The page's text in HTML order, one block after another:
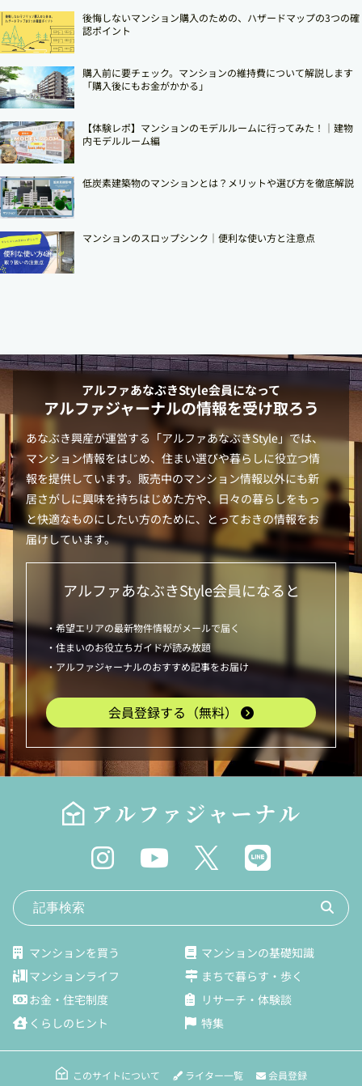
後悔しないマンション購入のための、ハザードマップの3つの確
認ポイント
購入前に要チェック。マンションの維持費について解説します
「購入後にもお金がかかる」
【体験レポ】マンションのモデルルームに行ってみた！｜建物
内モデルルーム編
低炭素建築物のマンションとは？メリットや選び方を徹底解説
マンションのスロップシンク│便利な使い方と注意点
アルファあなぶきStyle会員になって
アルファジャーナルの情報を受け取ろう
あなぶき興産が運営する「アルファあなぶきStyle」では、
マンション情報をはじめ、住まい選びや暮らしに役立つ情
報を提供しています。販売中のマンション情報以外にも新
居さがしに興味を持ちはじめた方や、日々の暮らしをもっ
と快適なものにしたい方のために、とっておきの情報をお
届けしています。
アルファあなぶきStyle会員になると
・希望エリアの最新物件情報がメールで届く
・住まいのお役立ちガイドが読み放題
・アルファジャーナルのおすすめ記事をお届け
会員登録する（無料）
マンションを買う
マンションの基礎知識
マンションライフ
まちで暮らす・歩く
お金・住宅制度
リサーチ・体験談
くらしのヒント
特集
このサイトについて ライター一覧 会員登録